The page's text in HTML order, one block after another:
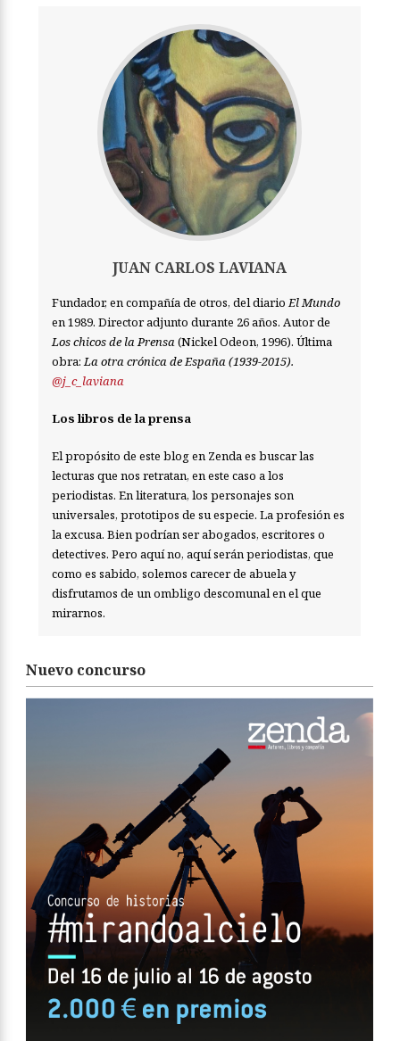
JUAN CARLOS LAVIANA
Fundador, en compañía de otros, del diarioEl Mundo
en 1989. Director adjunto durante 26 años. Autor de
Los chicos de la Prensa(Nickel Odeon, 1996). Última
obra:La otra crónica de España (1939-2015).
@j_c_laviana
Los libros de la prensa
El propósito de este blog en Zenda es buscar las
lecturas que nos retratan, en este caso a los
periodistas. En literatura, los personajes son
universales, prototipos de su especie. La profesión es
la excusa. Bien podrían ser abogados, escritores o
detectives. Pero aquí no, aquí serán periodistas, que
como es sabido, solemos carecer de abuela y
disfrutamos de un ombligo descomunal en el que
mirarnos.
Nuevo concurso